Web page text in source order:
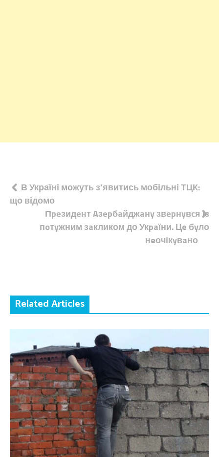
Навігація
записів
В Україні можуть з’явитись мобільні ТЦК:
що відомо
Пpeзидeнт Aзepбaйджaнy звepнyвcя із
пoтyжним зaкликом до Укpaїни. Цe бyло
нeочікyвaно
Related Articles